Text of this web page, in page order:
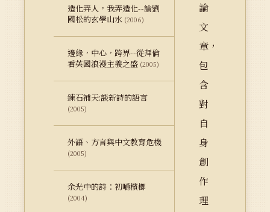
造化弄人，我弄造化--論劉
國松的玄學山水 (2006)
邊緣，中心，跨界--從拜倫
看英國浪漫主義之盛 (2005)
鍊石補天:談新詩的語言
(2005)
外語、方言與中文教育危機
(2005)
余光中的詩：初嚼檳榔
(2004)
論
文
章，
包
含
對
自
身
創
作
理